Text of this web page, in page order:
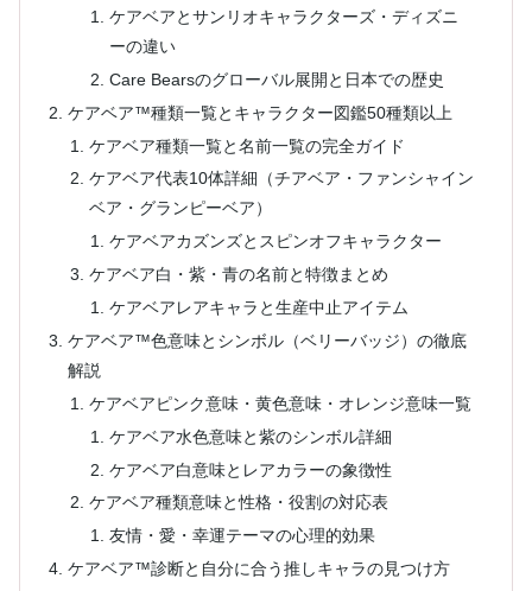
ケアベアとサンリオキャラクターズ・ディズニ
ーの違い
Care Bearsのグローバル展開と日本での歴史
ケアベア™種類一覧とキャラクター図鑑50種類以上
ケアベア種類一覧と名前一覧の完全ガイド
ケアベア代表10体詳細（チアベア・ファンシャイン
ベア・グランピーベア）
ケアベアカズンズとスピンオフキャラクター
ケアベア白・紫・青の名前と特徴まとめ
ケアベアレアキャラと生産中止アイテム
ケアベア™色意味とシンボル（ベリーバッジ）の徹底
解説
ケアベアピンク意味・黄色意味・オレンジ意味一覧
ケアベア水色意味と紫のシンボル詳細
ケアベア白意味とレアカラーの象徴性
ケアベア種類意味と性格・役割の対応表
友情・愛・幸運テーマの心理的効果
ケアベア™診断と自分に合う推しキャラの見つけ方